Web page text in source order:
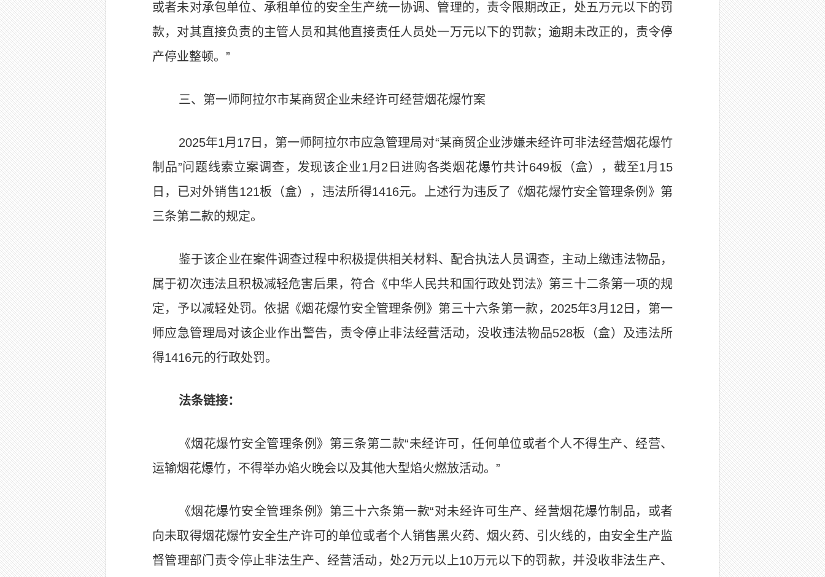
或者未对承包单位、承租单位的安全生产统一协调、管理的，责令限期改正，处五万元以下的罚
款，对其直接负责的主管人员和其他直接责任人员处一万元以下的罚款；逾期未改正的，责令停
产停业整顿。”
三、第一师阿拉尔市某商贸企业未经许可经营烟花爆竹案
2025年1月17日，第一师阿拉尔市应急管理局对“某商贸企业涉嫌未经许可非法经营烟花爆竹
制品”问题线索立案调查，发现该企业1月2日 进购各类烟花爆竹共计649板（盒），截至1月15
日，
已对外销售121板（盒），违法所得1416元。
上述行为违反了《烟花爆竹安全管理条例》第
三条第二款的规定。
鉴于该企业在案件调查过程中积极提供相关材料、配合执法人员调查，主动上缴违法物品，
属于初次违法且积极减轻危害后果，符合《中华人民共和国行政处罚法》第三十二条第一项的规
定，予以减轻处罚。依据《烟花爆竹安全管理条例》第三十六条第一款， 2025年3月 12 日，第一
师应急管理局对该企业作出警告，责令停止非法经营活动，没收违法物品528板（盒）及违法所
得1416元的行政处罚。
法条链接：
《烟花爆竹安全管理条例》第三条第二款“未经许可，任何单位或者个人不得生产、经营、
运输烟花爆竹，不得举办焰火晚会以及其他大型焰火燃放活动。”
《烟花爆竹安全管理条例》第三十六条第一款“对未经许可生产、经营烟花爆竹制品，或者
向未取得烟花爆竹安全生产许可的单位或者个人销售黑火药、烟火药、引火线的，由安全生产监
督管理部门责令停止非法生产、经营活动，处2万元以上10万元以下的罚款，并没收非法生产、